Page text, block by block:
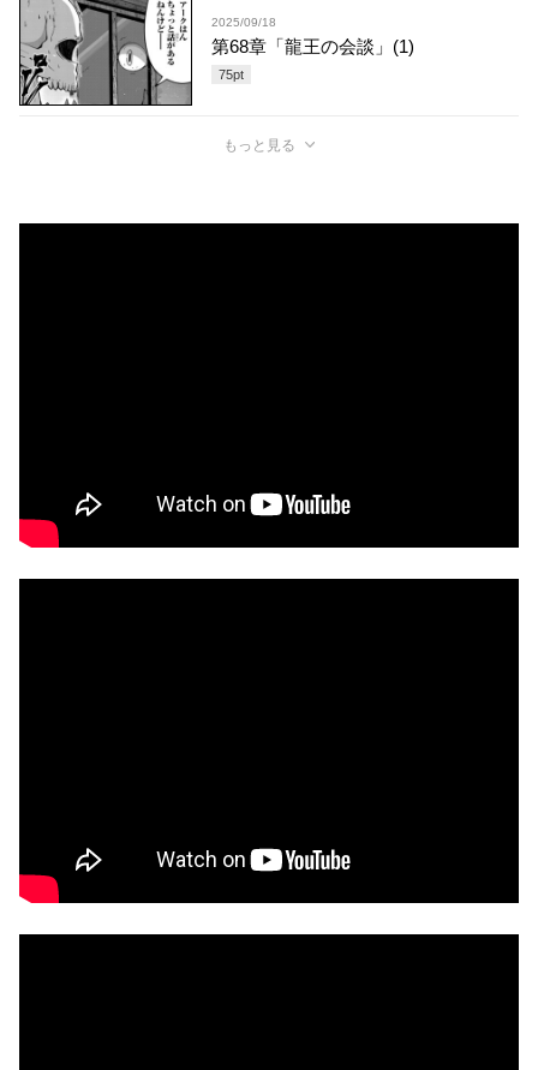
2025/09/18
第68章「龍王の会談」(1)
75pt
もっと見る